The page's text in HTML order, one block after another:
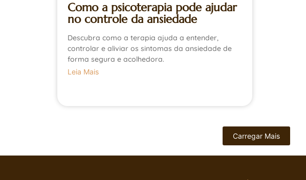
Como a psicoterapia pode ajudar
no controle da ansiedade
Descubra como a terapia ajuda a entender,
controlar e aliviar os sintomas da ansiedade de
forma segura e acolhedora.
Leia Mais
Carregar Mais